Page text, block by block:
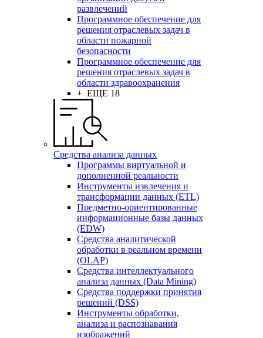
развлечений
Программное обеспечение для
решения отраслевых задач в
области пожарной
безопасности
Программное обеспечение для
решения отраслевых задач в
области здравоохранения
+ ЕЩЕ 18
Средства анализа данных
Программы виртуальной и
дополненной реальности
Инструменты извлечения и
трансформации данных (ETL)
Предметно-ориентированные
информационные базы данных
(EDW)
Средства аналитической
обработки в реальном времени
(OLAP)
Средства интеллектуального
анализа данных (Data Mining)
Средства поддержки принятия
решений (DSS)
Инструменты обработки,
анализа и распознавания
изображений